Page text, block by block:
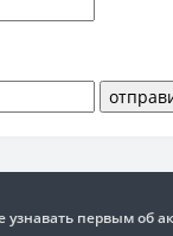
узнавать первым об